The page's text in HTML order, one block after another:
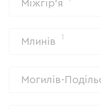
Міжгір'я
Млинів 1
Могилів-